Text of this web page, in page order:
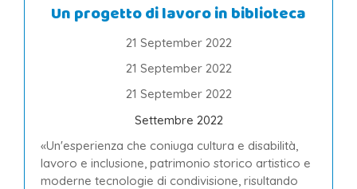
Un progetto di lavoro in biblioteca
21 September 2022
21 September 2022
21 September 2022
Settembre 2022
«Un'esperienza che coniuga cultura e disabilità,
lavoro e inclusione, patrimonio storico artistico e
moderne tecnologie di condivisione, risultando